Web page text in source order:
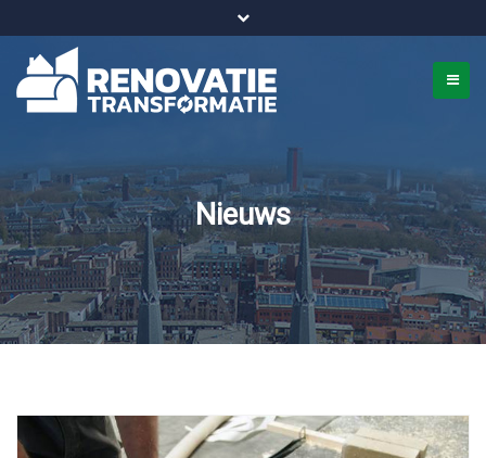
beurs@54events.nl
Nieuws